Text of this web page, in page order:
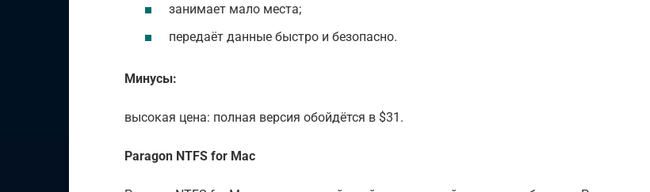
занимает мало места;
передаёт данные быстро и безопасно.
Минусы:
высокая цена: полная версия обойдётся в $31.
Paragon NTFS for Mac